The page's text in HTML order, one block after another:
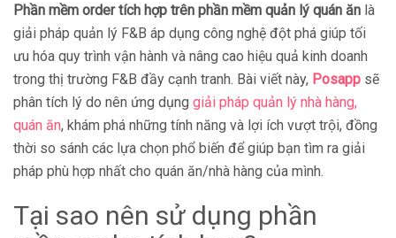
Phần mềm order tích hợp trên phần mềm quản lý quán ăn là
giải pháp quản lý F&B áp dụng công nghệ đột phá giúp tối
ưu hóa quy trình vận hành và nâng cao hiệu quả kinh doanh
trong thị trường F&B đầy cạnh tranh. Bài viết này, Posapp sẽ
phân tích lý do nên ứng dụng giải pháp quản lý nhà hàng,
quán ăn, khám phá những tính năng và lợi ích vượt trội, đồng
thời so sánh các lựa chọn phổ biến để giúp bạn tìm ra giải
pháp phù hợp nhất cho quán ăn/nhà hàng của mình.
Tại sao nên sử dụng phần